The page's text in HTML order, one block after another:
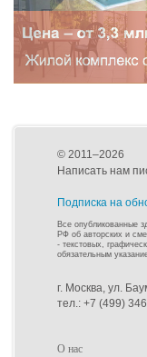
© 2011–2026
Написать нам
Подписка на
Все опубликованные
РФ об авторских и
- текстовых,
обязательным
г. Москва, ул.
тел.: +7 (499)
О нас